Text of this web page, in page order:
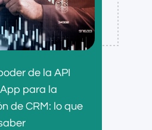
de la API
para la
de CRM: lo que